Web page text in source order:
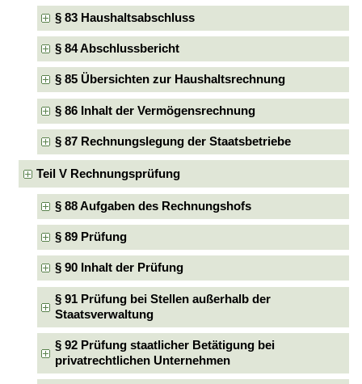
§ 83 Haushaltsabschluss
§ 84 Abschlussbericht
§ 85 Übersichten zur Haushaltsrechnung
§ 86 Inhalt der Vermögensrechnung
§ 87 Rechnungslegung der Staatsbetriebe
Teil V Rechnungsprüfung
§ 88 Aufgaben des Rechnungshofs
§ 89 Prüfung
§ 90 Inhalt der Prüfung
§ 91 Prüfung bei Stellen außerhalb der
Staatsverwaltung
§ 92 Prüfung staatlicher Betätigung bei
privatrechtlichen Unternehmen